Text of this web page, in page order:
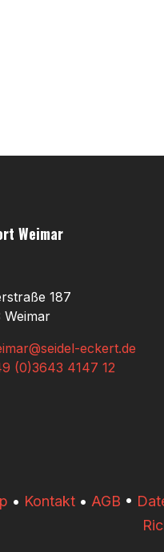
Weimar
187
eckert.de
(0)3643 4147 12
• Kontakt• AGB •